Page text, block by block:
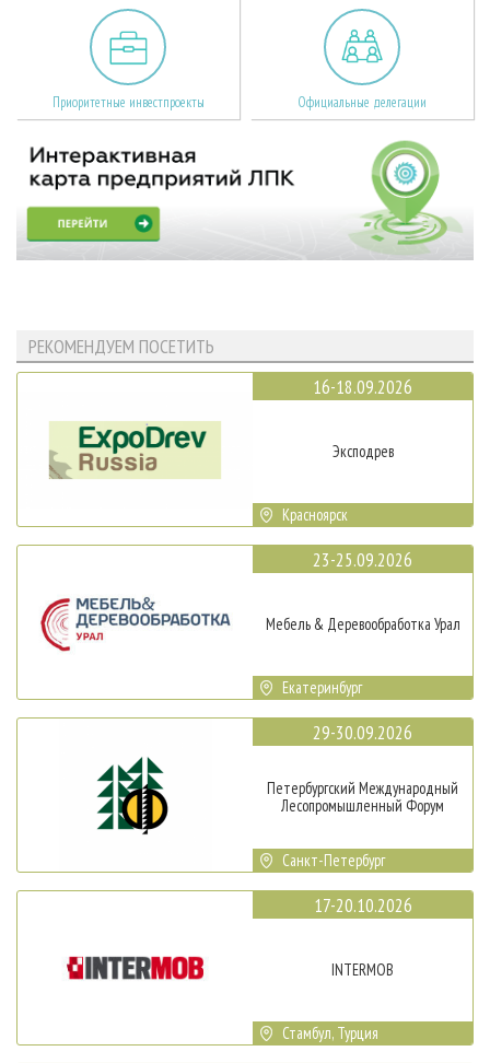
Приоритетные инвестпроекты Официальные делегации
РЕКОМЕНДУЕМ ПОСЕТИТЬ
16-18.09.2026
Эксподрев
Красноярск
23-25.09.2026
Мебель & Деревообработка Урал
Екатеринбург
29-30.09.2026
Петербургский Международный
Лесопромышленный Форум
Санкт-Петербург
17-20.10.2026
INTERMOB
Стамбул, Турция